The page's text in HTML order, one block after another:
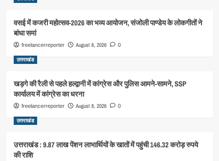
वसई में कजरी महोत्सव-2026 का भव्य आयोजन, संजोली पाण्डेय के लोकगीतों ने
बांधा समां
freelancerreporter August 8, 2026 0
उत्तराखंड
खड़गे की रैली से पहले हल्द्वानी में कांग्रेस और पुलिस आमने-सामने, SSP
कार्यालय में कांग्रेस का धरना
freelancerreporter August 8, 2026 0
उत्तराखंड
उत्तराखंड : 9.87 लाख पेंशन लाभार्थियों के खातों में पहुंची 146.32 करोड़ रुपये
की राशि